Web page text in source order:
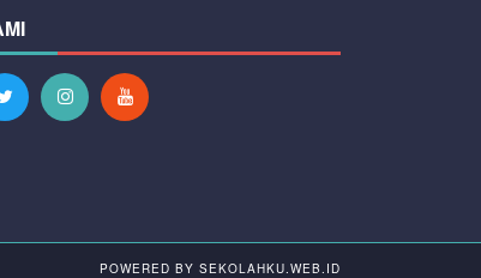
POWERED BY SEKOLAHKU.WEB.ID